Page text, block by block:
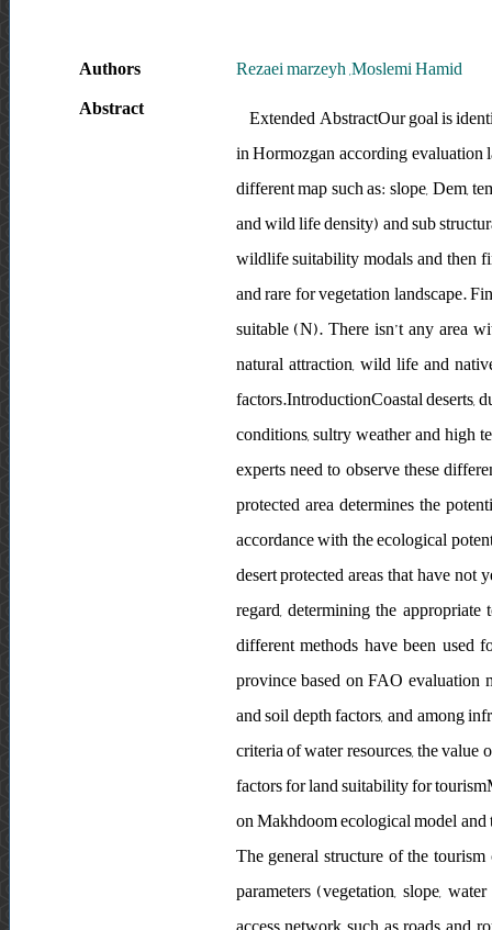
Authors
Rezaei marzeyh ,Moslemi Hamid
Abstract
Extended AbstractOur goal is
in Hormozgan according
different map such as: slope, Dem,
and wild life density) and sub
wildlife suitability modals and then
and rare for vegetation landscape.
suitable (N). There isn’t any area
natural attraction, wild life and
factors.IntroductionCoastal deserts,
conditions, sultry weather and high
experts need to observe these
protected area determines the
accordance with the ecological
desert protected areas that have
regard, determining the
different methods have been
province based on FAO evaluation
and soil depth factors, and among
criteria of water resources, the
factors for land suitability for
on Makhdoom ecological model
The general structure of the
parameters (vegetation, slope,